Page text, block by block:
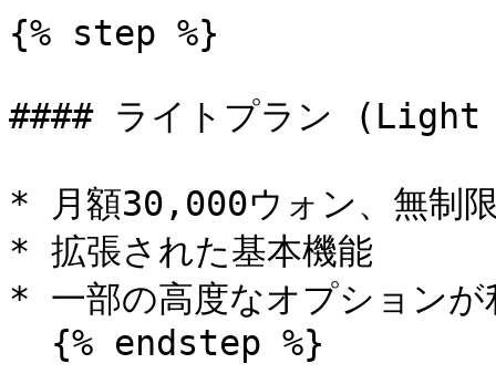
{% step %}
#### ライトプラン
* 月額30,000ウォン、無制
* 拡張された基本機能
* 一部の高度なオプションが